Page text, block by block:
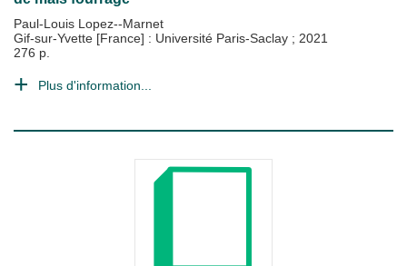
Paul-Louis Lopez--Marnet
Gif-sur-Yvette [France] : Université Paris-Saclay ; 2021
276 p.
Plus d'information...